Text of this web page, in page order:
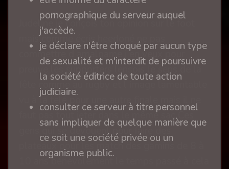
Judeline je conçois ton opinion sur le foot
mais comme écris heedoné ne pas
commettre d amalgame j en veux pour
preuve les supporters lensois le sens de la
fête comme au rugby et l image lamentable
vu à la telé pour une autre finale mais il ne
faut pas tout jeter dans le même sac Ces
gens qui se dévouent pour faire des
plateaux pour les match des gamins de 8 à
10 ans bénévolement le temps passé à cela
pornographique du serveur auquel
j'accède.
je déclare n'être choqué par aucun type
de sexualité et m'interdit de poursuivre
la société éditrice de toute action
judiciaire.
consulter ce serveur à titre personnel
sans impliquer de quelque manière que
ce soit une société privée ou un
organisme public.